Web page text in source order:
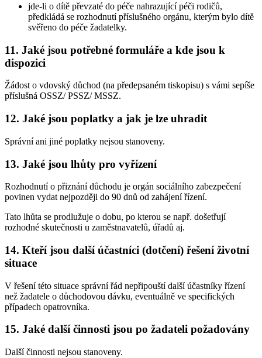
jde-li o dítě převzaté do péče nahrazující péči rodičů,
předkládá se rozhodnutí příslušného orgánu, kterým bylo dítě
svěřeno do péče žadatelky.
11. Jaké jsou potřebné formuláře a kde jsou k
dispozici
Žádost o vdovský důchod (na předepsaném tiskopisu) s vámi sepíše
příslušná OSSZ/ PSSZ/ MSSZ.
12. Jaké jsou poplatky a jak je lze uhradit
Správní ani jiné poplatky nejsou stanoveny.
13. Jaké jsou lhůty pro vyřízení
Rozhodnutí o přiznání důchodu je orgán sociálního zabezpečení
povinen vydat nejpozději do 90 dnů od zahájení řízení.
Tato lhůta se prodlužuje o dobu, po kterou se např. došetřují
rozhodné skutečnosti u zaměstnavatelů, úřadů aj.
14. Kteří jsou další účastníci (dotčení) řešení životní
situace
V řešení této situace správní řád nepřipouští další účastníky řízení
než žadatele o důchodovou dávku, eventuálně ve specifických
případech opatrovníka.
15. Jaké další činnosti jsou po žadateli požadovány
Další činnosti nejsou stanoveny.